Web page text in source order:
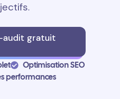
audit gratuit
Optimisation SEO
performances